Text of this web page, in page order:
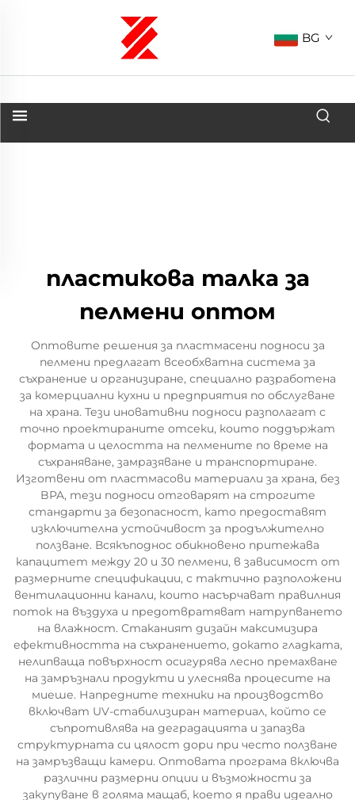
BG
пластикова талка за
пелмени оптом
Оптовите решения за пластмасени подноси за
пелмени предлагат всеобхватна система за
съхранение и организиране, специално разработена
за комерциални кухни и предприятия по обслугване
на храна. Тези иновативни подноси разполагат с
точно проектираните отсеки, които поддържат
формата и целостта на пелмените по време на
съхраняване, замразяване и транспортиране.
Изготвени от пластмасови материали за храна, без
BPA, тези подноси отговарят на строгите
стандарти за безопасност, като предоставят
изключителна устойчивост за продължително
ползване. Всякъподнос обикновено притежава
капацитет между 20 и 30 пелмени, в зависимост от
размерните спецификации, с тактично разположени
вентилационни канали, които насърчават правилния
поток на въздуха и предотвратяват натрупването
на влажност. Стаканият дизайн максимизира
ефективността на съхранението, докато гладката,
нелипваща повърхност осигурява лесно премахване
на замръзнали продукти и улеснява процесите на
миеше. Напредните техники на производство
включват UV-стабилизиран материал, който се
съпротивлява на деградацията и запазва
структурната си цялост дори при често ползване
на замръзващи камери. Оптовата програма включва
различни размерни опции и възможности за
закупуване в голяма мащаб, което я прави идеално